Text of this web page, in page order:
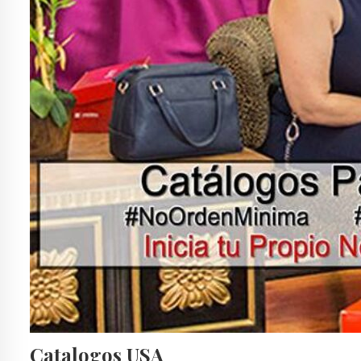
Catalogos USA
ANDREA BOTAS Y CALZADO
ANDREA BOTAS YOUTUBE
ANDREA CABALLERO
ANDREA CALZADO 2017
ANDREA CATALOGO ANDREA
ANDREA CATALOGO CD JUAREZ
ANDREA CATALOGO DEPORTIVO 2017
ANDREA CATALOGO TEENS
ANDREA CATALOGOS 2016
ANDREA CATÁLOGOS ANDREA
ANDREA CATALOGOS DIGITALES OTOÑO INVIERNO 2018
ANDREA CATALOGOS HOMBRE
ANDREA CATALOGOS MEXICO 2016
ANDREA CATALOGOS ONLINE
ANDREA CATALOGOS OTOÑO INVIERNO 2018 EN LINEA
ANDREA CATALOGOS TIJUANA
ANDREA CERRADO
ANDREA CERRADO VERANO 2017
ANDREA COM CATALOGOS 2016
ANDREA COM CATALOGOS 2017
ANDREA COM OTOÑO INVIERNO 2016
ANDREA CONFORT
ANDREA DAMA
ANDREA DAMA VERANO 2018
ANDREA DE MEXICO
ANDREA DEPORTIVO
ANDREA EN EL NOMBRE DEL DISEÑO
ANDREA EN EL NOMBRE DEL DISEÑO 2017
ANDREA EN EL NOMBRE DEL DISEÑO BOTAS
ANDREA EN EL NOMBRE DEL DISEÑO CATÁLOGOS
ANDREA EN EL NOMBRE DEL DISEÑO MEXICO
ANDREA EN ESTADOS UNIDOS
ANDREA EN LINEA
ANDREA ESTADOS UNIDOS